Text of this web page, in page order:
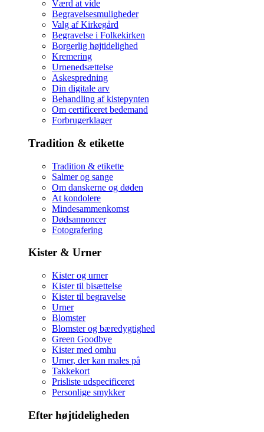
Værd at vide
Begravelsesmuligheder
Valg af Kirkegård
Begravelse i Folkekirken
Borgerlig højtidelighed
Kremering
Urnenedsættelse
Askespredning
Din digitale arv
Behandling af kistepynten
Om certificeret bedemand
Forbrugerklager
Tradition & etikette
Tradition & etikette
Salmer og sange
Om danskerne og døden
At kondolere
Mindesammenkomst
Dødsannoncer
Fotografering
Kister & Urner
Kister og urner
Kister til bisættelse
Kister til begravelse
Urner
Blomster
Blomster og bæredygtighed
Green Goodbye
Kister med omhu
Urner, der kan males på
Takkekort
Prisliste udspecificeret
Personlige smykker
Efter højtideligheden